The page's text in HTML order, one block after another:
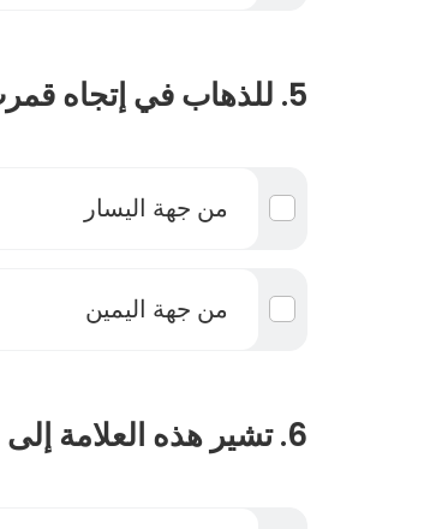
5. للذهاب في إتجاه قمرت أستعمل ألة تغير الاتجاه :
من جهة اليسار
من جهة اليمين
6. تشير هذه العلامة إلى مأوى للوقوف :